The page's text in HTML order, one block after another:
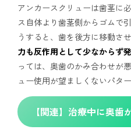
アンカースクリューは歯茎に
ス自体より歯茎側からゴムで
うすると、歯を後方に移動さ
力も反作用として少なからず
っては、奥歯のかみ合わせが
ュー使用が望ましくないパタ
【関連】治療中に奥歯